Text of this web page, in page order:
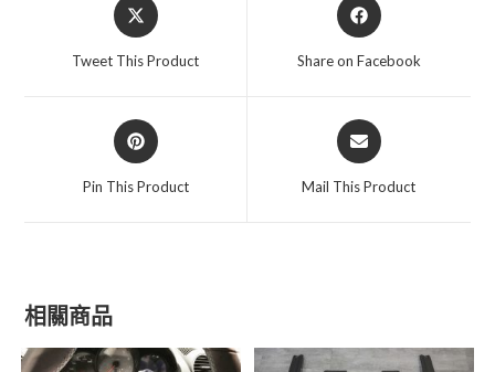
Opens
in
Tweet This Product
Opens
in
Share on Facebook
Opens
in
Pin This Product
Opens
in
Mail This Product
相關商品